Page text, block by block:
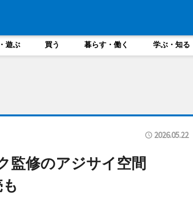
遊ぶ 買う 暮らす・働く 学ぶ・知る
2026.05.22
監修のアジサイ空間